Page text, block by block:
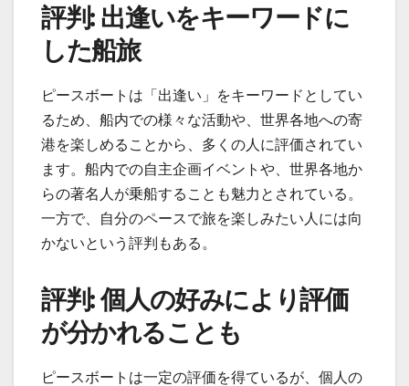
評判: 出逢いをキーワードに
した船旅
ピースボートは「出逢い」をキーワードとしてい
るため、船内での様々な活動や、世界各地への寄
港を楽しめることから、多くの人に評価されてい
ます。船内での自主企画イベントや、世界各地か
らの著名人が乗船することも魅力とされている。
一方で、自分のペースで旅を楽しみたい人には向
かないという評判もある。
評判: 個人の好みにより評価
が分かれることも
ピースボートは一定の評価を得ているが、個人の